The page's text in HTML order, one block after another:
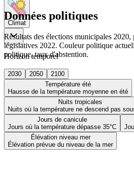
Climat
Horizon temporel
2030 2050
2100
Température été
Hausse de la température moyenne en été
Nuits tropicales
Nuits où la température ne descend pas
Jours de canicule
Jours où la température dépasse 35°C
Élévation niveau mer
Élévation prévue du niveau de la mer
Données politiques
Résultats des élections municipales
législatives 2022. Couleur politique
politique, taux d'abstention.